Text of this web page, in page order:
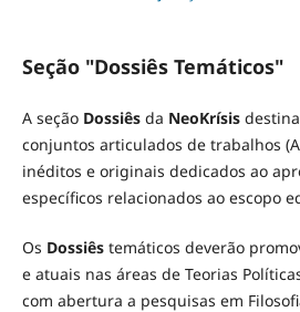
Seção "Dossiês Temáticos"
A seção Dossiêsda NeoKrísis
conjuntos articulados de trabalhos
inéditos e originais dedicados ao
específicos relacionados ao escopo
Os Dossiêstemáticos deverão
e atuais nas áreas de Teorias
com abertura a pesquisas em